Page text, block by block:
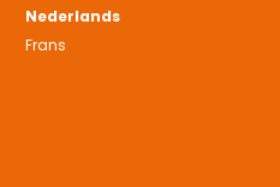
Nederlands
Frans